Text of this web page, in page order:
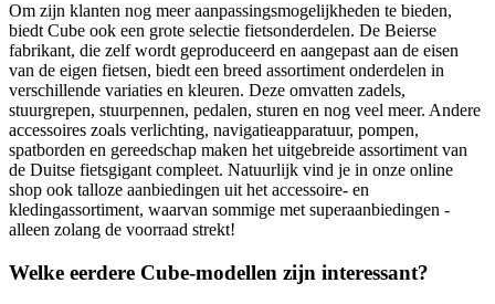
Om zijn klanten nog meer aanpassingsmogelijkheden te bieden,
biedt Cube ook een grote selectie fietsonderdelen. De Beierse
fabrikant, die zelf wordt geproduceerd en aangepast aan de eisen
van de eigen fietsen, biedt een breed assortiment onderdelen in
verschillende variaties en kleuren. Deze omvatten zadels,
stuurgrepen, stuurpennen, pedalen, sturen en nog veel meer. Andere
accessoires zoals verlichting, navigatieapparatuur, pompen,
spatborden en gereedschap maken het uitgebreide assortiment van
de Duitse fietsgigant compleet. Natuurlijk vind je in onze online
shop ook talloze aanbiedingen uit het accessoire- en
kledingassortiment, waarvan sommige met superaanbiedingen -
alleen zolang de voorraad strekt!
Welke eerdere Cube-modellen zijn interessant?